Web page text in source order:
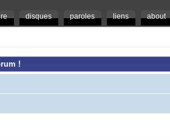
disques paroles liens about
!